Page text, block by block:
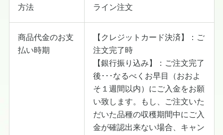
方法
ライン注文
商品代金のお支
払い時期
【クレジットカード決済】：ご
注文完了時
【銀行振り込み】：ご注文完了
後･･･なるべくお早目（おおよ
そ１週間以内）にご入金をお願
い致します。もし、ご注文いた
だいた品種の収穫期間中にご入
金が確認出来ない場合、キャン